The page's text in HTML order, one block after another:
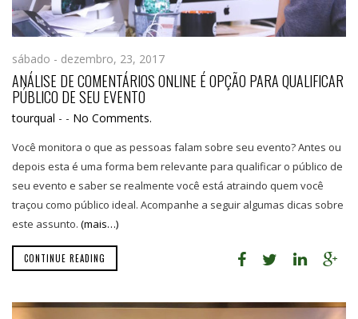
sábado - dezembro, 23, 2017
ANÁLISE DE COMENTÁRIOS ONLINE É OPÇÃO PARA QUALIFICAR
PÚBLICO DE SEU EVENTO
tourqual - - No Comments.
Você monitora o que as pessoas falam sobre seu evento? Antes ou
depois esta é uma forma bem relevante para qualificar o público de
seu evento e saber se realmente você está atraindo quem você
traçou como público ideal. Acompanhe a seguir algumas dicas sobre
este assunto. (mais…)
CONTINUE READING